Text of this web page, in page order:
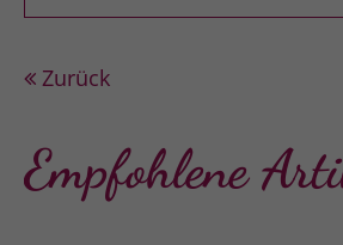
Zurück
Empfohlene